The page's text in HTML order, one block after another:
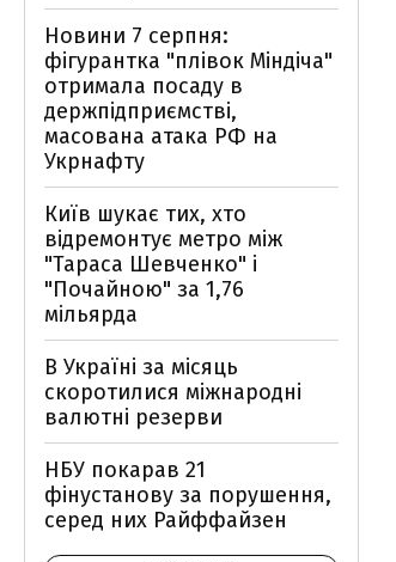
Новини 7 серпня:
фігурантка "плівок Міндіча"
отримала посаду в
держпідприємстві,
масована атака РФ на
Укрнафту
Київ шукає тих, хто
відремонтує метро між
"Тараса Шевченко" і
"Почайною" за 1,76
мільярда
В Україні за місяць
скоротилися міжнародні
валютні резерви
НБУ покарав 21
фінустанову за порушення,
серед них Райффайзен